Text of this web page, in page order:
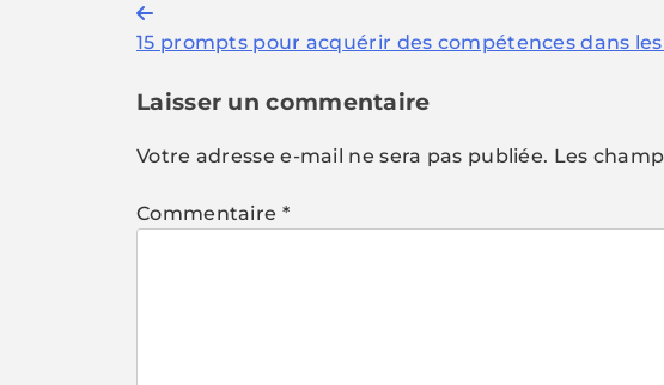
Navigation
de
l’article
15 prompts pour acquérir des compétences dans
Laisser un commentaire
Votre adresse e-mail ne sera pas publiée. Les
Commentaire *